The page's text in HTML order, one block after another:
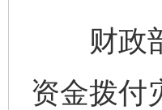
财政部
资金拨付
完善运行机制助力